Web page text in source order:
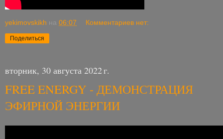
yekimovskikh на 06:07 Комментариев нет:
Поделиться
вторник, 30 августа 2022 г.
FREE ENERGY - ДЕМОНСТРАЦИЯ
ЭФИРНОЙ ЭНЕРГИИ